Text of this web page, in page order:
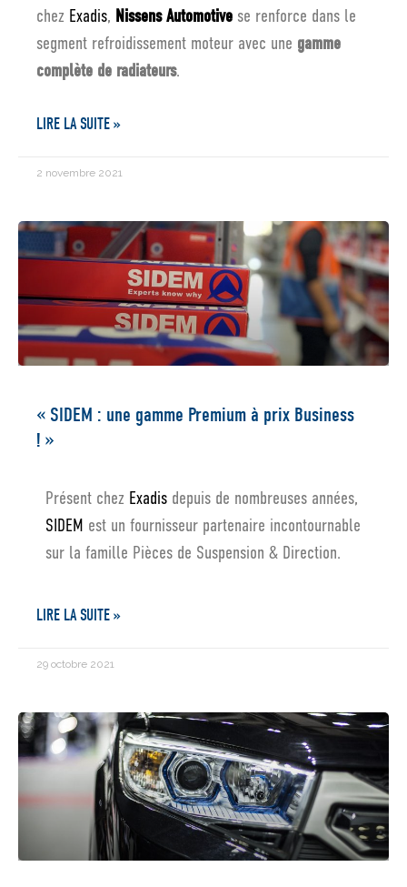
chez Exadis, Nissens Automotive se renforce dans le
segment refroidissement moteur avec une gamme
complète de radiateurs.
LIRE LA SUITE »
2 novembre 2021
« SIDEM : une gamme Premium à prix Business
! »
Présent chez Exadis depuis de nombreuses années,
SIDEM est un fournisseur partenaire incontournable
sur la famille Pièces de Suspension & Direction.
LIRE LA SUITE »
29 octobre 2021